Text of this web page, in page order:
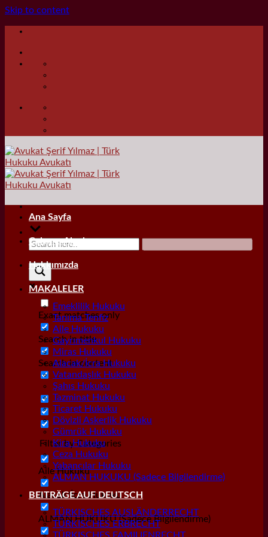
Skip to content
Exact matches only
Search in title
Search in content
Filter by Categories
Aile Hukuku
Alacak/İcra Hukuku
ALMAN HUKUKU (Sadece Bilgilendirme)
Ana Sayfa
Çalışma Alanları
Hakkımızda
MAKALELER
Emeklilik Hukuku
Tanıma Tenfiz
Aile Hukuku
Gayrımenkul Hukuku
Miras Hukuku
Alacak/İcra Hukuku
Vatandaşlık Hukuku
Şahıs Hukuku
Tazminat Hukuku
Ticaret Hukuku
Dövizli Askerlik Hukuku
Gümrük Hukuku
Kira Hukuku
Ceza Hukuku
Yabancılar Hukuku
ALMAN HUKUKU (Sadece Bilgilendirme)
BEITRÄGE AUF DEUTSCH
TÜRKISCHES AUSLÄNDERRECHT
TÜRKISCHES ERBRECHT